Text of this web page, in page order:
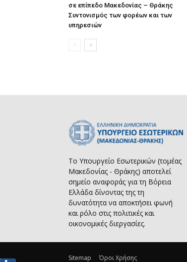
σε επίπεδο Μακεδονίας – Θράκης
Συντονισμός των φορέων και των
υπηρεσιών
Το Υπουργείο Εσωτερικών (τομέας
Μακεδονίας - Θράκης) αποτελεί
σημείο αναφοράς για τη Βόρεια
Ελλάδα δίνοντας της τη
δυνατότητα να αποκτήσει φωνή
και ρόλο στις πολιτικές και
οικονομικές διεργασίες.
Sitemap Όροι Χρήσης